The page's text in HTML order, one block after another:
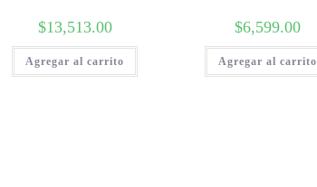
$13,513.00
Agregar al carrito
$6,599.00
Agregar al carrito